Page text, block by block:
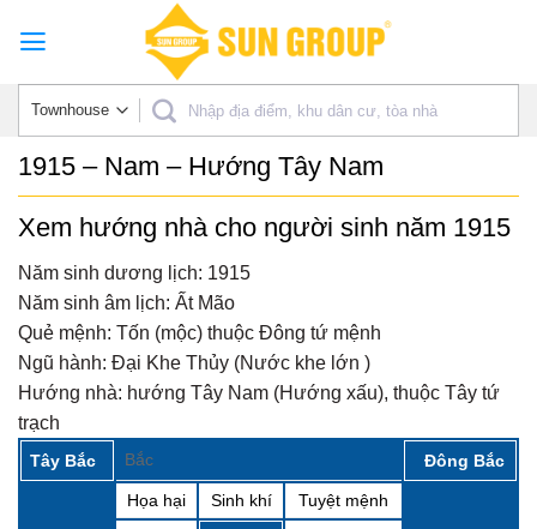
1915 – Nam – Hướng Tây Nam
Xem hướng nhà cho người sinh năm 1915
Năm sinh dương lịch: 1915
Năm sinh âm lịch: Ất Mão
Quẻ mệnh: Tốn (mộc) thuộc Đông tứ mệnh
Ngũ hành: Đại Khe Thủy (Nước khe lớn )
Hướng nhà: hướng Tây Nam (Hướng xấu), thuộc Tây tứ
trạch
Tây Bắc Bắc Đông Bắc
Họa hại Sinh khí Tuyệt mệnh